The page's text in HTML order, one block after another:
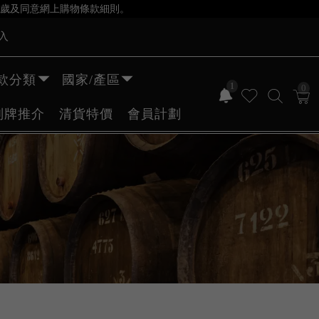
及同意網上購物條款細則。
1 0
分類 國家/產區
牌推介 清貨特價 會員計劃